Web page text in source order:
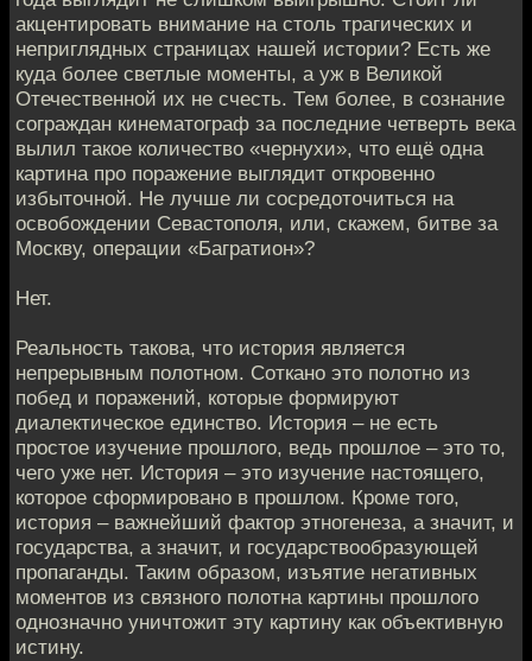
акцентировать внимание на столь трагических и
неприглядных страницах нашей истории? Есть же
куда более светлые моменты, а уж в Великой
Отечественной их не счесть. Тем более, в сознание
сограждан кинематограф за последние четверть века
вылил такое количество «чернухи», что ещё одна
картина про поражение выглядит откровенно
избыточной. Не лучше ли сосредоточиться на
освобождении Севастополя, или, скажем, битве за
Москву, операции «Багратион»?
Нет.
Реальность такова, что история является
непрерывным полотном. Соткано это полотно из
побед и поражений, которые формируют
диалектическое единство. История – не есть
простое изучение прошлого, ведь прошлое – это то,
чего уже нет. История – это изучение настоящего,
которое сформировано в прошлом. Кроме того,
история – важнейший фактор этногенеза, а значит, и
государства, а значит, и государствообразующей
пропаганды. Таким образом, изъятие негативных
моментов из связного полотна картины прошлого
однозначно уничтожит эту картину как объективную
истину.